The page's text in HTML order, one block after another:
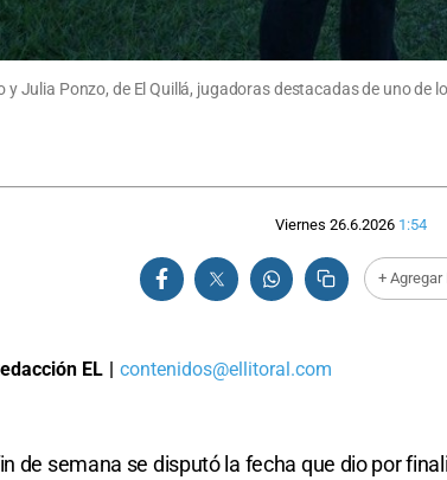
y Julia Ponzo, de El Quillá, jugadoras destacadas de uno
Viernes 26.6.2026 1:54
+ Agregar
EL | contenidos@ellitoral.com
de semana se disputó la fecha que dio por